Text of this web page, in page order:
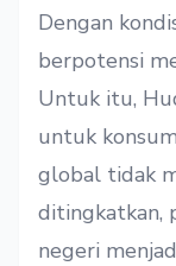
Dengan
berpotensi
Untuk itu,
untuk
global tidak
ditingkatkan,
negeri